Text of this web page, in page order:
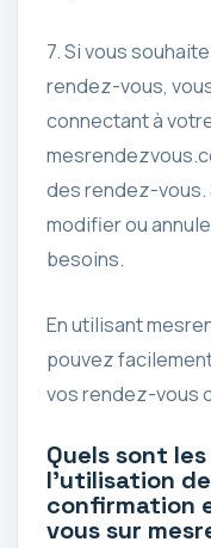
7. Si vous
rendez-vous,
connectant à
des rendez-vous.
modifier ou
besoins.
En utilisant
pouvez
vos rendez-vous
Quels sont
l’utilisation
confirmation
vous sur